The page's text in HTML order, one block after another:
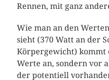
Rennen, mit ganz
Wie man an den
sieht (370 Watt an der
Körpergewicht) kommt
Werte an, sondern vor
der potentiell